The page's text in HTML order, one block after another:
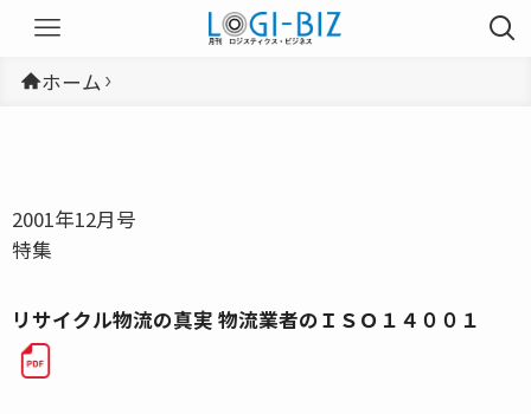
ホーム
2001年12月号
特集
リサイクル物流の真実 物流業者のＩＳＯ１４００１